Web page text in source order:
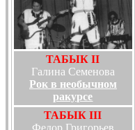
ТАБЫК II
Галина Семенова
Рок в необычном
ракурсе
ТАБЫК III
Федор Григорьев